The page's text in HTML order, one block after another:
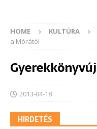
HOME KULTÚRA
a Mórától
2013-04-18
HIRDETÉS